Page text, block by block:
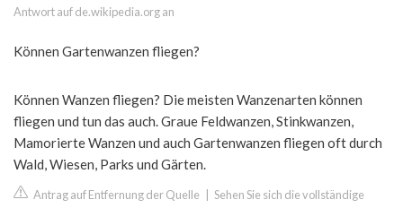
Antwort auf de.wikipedia.org an
Können Gartenwanzen fliegen?
Können Wanzen fliegen? Die meisten Wanzenarten können
fliegen und tun das auch. Graue Feldwanzen, Stinkwanzen,
Mamorierte Wanzen und auch Gartenwanzen fliegen oft durch
Wald, Wiesen, Parks und Gärten.
Antrag auf Entfernung der Quelle Sehen Sie sich die vollständige